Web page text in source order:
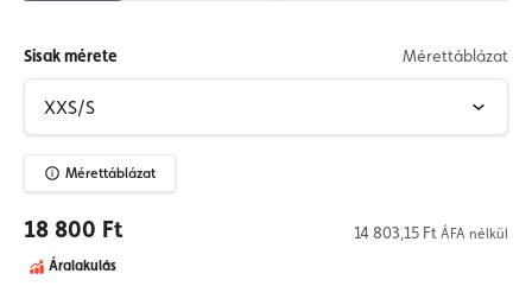
Sisak mérete Mérettáblázat
Mérettáblázat
18 800 Ft 14 803,15 Ft ÁFA nélkül
Áralakulás